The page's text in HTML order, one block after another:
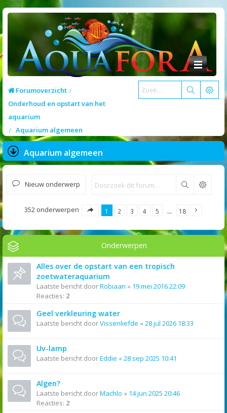
Forumoverzicht
Onderhoud en opstart van het
aquarium
Aquarium algemeen
Aquarium algemeen
Nieuw onderwerp Zoek
352 onderwerpen 1 2 3 4 5 … 18
Onderwerpen
Alles over de opstart van een tropisch
zoetwateraquarium
Laatste bericht doorRobiaan « 19 mei 2016 22:09
Reacties: 2
Geel verkleuring water
Laatste bericht doorVissenliefde « 28 jul 2026 18:33
Uv-lamp
Laatste bericht doorEddie « 28 sep 2025 10:41
Algen?
Laatste bericht doorMachlo « 14 jun 2025 20:46
Reacties: 2